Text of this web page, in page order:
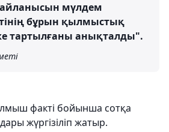
мүлдем
бұрын қылмыстық
тартылғаны анықталды".
факті бойынша сотқа
жүргізіліп жатыр.